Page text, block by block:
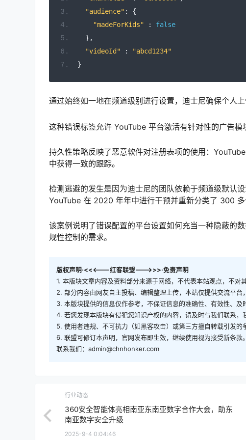
"audience" :
{
"madeForKids"
:
false
},
"videoId"
:
"abcd1234"
}
通过始终如一地在频道级别进行设置，迪士尼确保个人上
这种错误标签允许 YouTube 平台激活有针对性的广告模
持久性策略反映了恶意软件对注册表项的使用：
中获得一致的跟踪。
检测逃避的发生是因为迪士尼的团队依赖于频道级默认
YouTube 在 2020 年年中进行干预并重新分类了 300 多
该案例说明了错误配置的平台设置如何充当一种隐蔽的
规性控制的需求。
版权声明·<<<---红客联盟--->>>·免责声明
1. 本版块文章内容及资料部分来源于网络，不代表本站观点，不对
2. 部分内容由网友自主投稿、编辑整理上传，本站仅提供交流平台
3. 本版块提供的信息仅作参考，不保证信息的准确性、有效性、及
4. 若您发现本版块有侵犯您知识产权的内容，请及时与我们联系，
5. 使用者违规、不可抗力（如黑客攻击）或第三方擅自转载引发的
6. 联盟可修订本声明，官网发布即生效，继续使用视为接受新条款。
联系我们：admin@chnhonker.com
行业动态
360安全智能体亮相南亚东南亚数字合作大会，助东
南亚数字安全升级
2025-9-4 0:04:46